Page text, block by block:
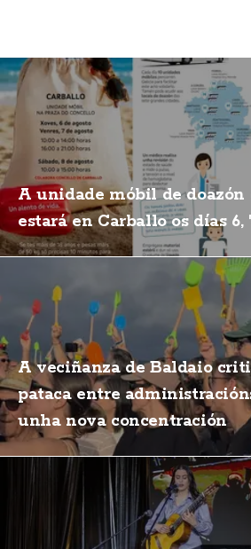
A unidade móbil de doazón
estará en Carballo os días 6,
A veciñanza de Baldaio
pataca entre
unha nova concentración